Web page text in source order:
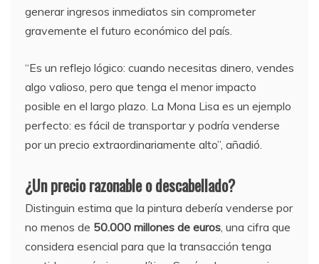
generar ingresos inmediatos sin comprometer
gravemente el futuro económico del país.
“Es un reflejo lógico: cuando necesitas dinero, vendes
algo valioso, pero que tenga el menor impacto
posible en el largo plazo. La Mona Lisa es un ejemplo
perfecto: es fácil de transportar y podría venderse
por un precio extraordinariamente alto”, añadió.
¿Un precio razonable o descabellado?
Distinguin estima que la pintura debería venderse por
no menos de 50.000 millones de euros , una cifra que
considera esencial para que la transacción tenga